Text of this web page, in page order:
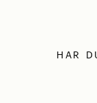
HAR